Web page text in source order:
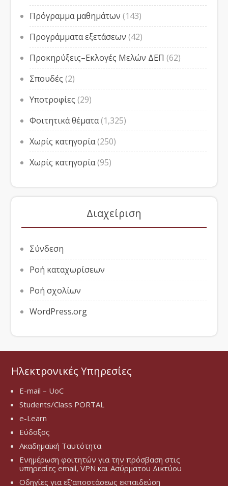
Πρόγραμμα μαθημάτων (143)
Προγράμματα εξετάσεων (42)
Προκηρύξεις–Εκλογές Μελών ΔΕΠ (62)
Σπουδές (2)
Υποτροφίες (29)
Φοιτητικά θέματα(1,325)
Χωρίς κατηγορία(250)
Χωρίς κατηγορία(95)
Διαχείριση
Σύνδεση
Ροή καταχωρίσεων
Ροή σχολίων
WordPress.org
Ηλεκτρονικές Υπηρεσίες
E-mail – UoC
Students/Class PORTAL
e-Learn
Εύδοξος
Ακαδημαϊκή Ταυτότητα
Ενημέρωση φοιτητών για την πρόσβαση στις
υπηρεσίες email, VPN και Ασύρματου Δικτύου
Οδηγίες για εξ’αποστάσεως εκπαιδεύση